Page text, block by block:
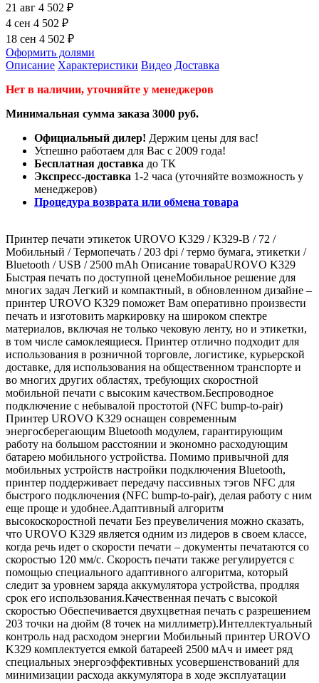
21 авг 4 502 ₽
4 сен 4 502 ₽
18 сен 4 502 ₽
Оформить долями
Описание Характеристики Видео Доставка
Нет в наличии, уточняйте у менеджеров
Минимальная сумма заказа 3000 руб.
Официальный дилер! Держим цены для вас!
Успешно работаем для Вас с 2009 года!
Бесплатная доставка до ТК
Экспресс-доставка 1-2 часа (уточняйте возможность у
менеджеров)
Процедура возврата или обмена товара
Принтер печати этикеток UROVO K329 / K329-B / 72 /
Мобильный / Термопечать / 203 dpi / термо бумага, этикетки /
Bluetooth / USB / 2500 mAh Описание товараUROVO K329
Быстрая печать по доступной ценеМобильное решение для
многих задач Легкий и компактный, в обновленном дизайне –
принтер UROVO K329 поможет Вам оперативно произвести
печать и изготовить маркировку на широком спектре
материалов, включая не только чековую ленту, но и этикетки,
в том числе самоклеящиеся. Принтер отлично подходит для
использования в розничной торговле, логистике, курьерской
доставке, для использования на общественном транспорте и
во многих других областях, требующих скоростной
мобильной печати с высоким качеством.Беспроводное
подключение с небывалой простотой (NFC bump-to-pair)
Принтер UROVO K329 оснащен современным
энергосберегающим Bluetooth модулем, гарантирующим
работу на большом расстоянии и экономно расходующим
батарею мобильного устройства. Помимо привычной для
мобильных устройств настройки подключения Bluetooth,
принтер поддерживает передачу пассивных тэгов NFC для
быстрого подключения (NFC bump-to-pair), делая работу с ним
еще проще и удобнее.Адаптивный алгоритм
высокоскоростной печати Без преувеличения можно сказать,
что UROVO K329 является одним из лидеров в своем классе,
когда речь идет о скорости печати – документы печатаются со
скоростью 120 мм/с. Скорость печати также регулируется с
помощью специального адаптивного алгоритма, который
следит за уровнем заряда аккумулятора устройства, продляя
срок его использования.Качественная печать с высокой
скоростью Обеспечивается двухцветная печать с разрешением
203 точки на дюйм (8 точек на миллиметр).Интеллектуальный
контроль над расходом энергии Мобильный принтер UROVO
K329 комплектуется емкой батареей 2500 мАч и имеет ряд
специальных энергоэффективных усовершенствований для
минимизации расхода аккумулятора в ходе эксплуатации